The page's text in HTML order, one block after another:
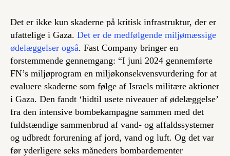
Det er ikke kun skaderne på kritisk infrastruktur, der er
ufattelige i Gaza. Det er de medfølgende miljømæssige
ødelæggelser også. Fast Company bringer en
forstemmende gennemgang: “I juni 2024 gennemførte
FN’s miljøprogram en miljøkonsekvensvurdering for at
evaluere skaderne som følge af Israels militære aktioner
i Gaza. Den fandt ‘hidtil usete niveauer af ødelæggelse’
fra den intensive bombekampagne sammen med det
fuldstændige sammenbrud af vand- og affaldssystemer
og udbredt forurening af jord, vand og luft. Og det var
før yderligere seks måneders bombardementer